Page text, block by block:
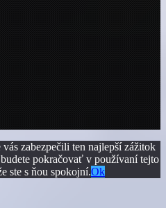
zabezpečili ten najlepší zážitok
pokračovať v používaní tejto
ste s ňou spokojní.Ok